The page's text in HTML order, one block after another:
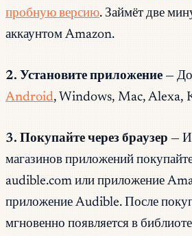
пробную версию. Займёт две
аккаунтом Amazon.
2. Установите приложение —
Android, Windows, Mac, Alexa,
3. Покупайте через браузер —
магазинов приложений
audible.com или приложение
приложение Audible. После
мгновенно появляется в